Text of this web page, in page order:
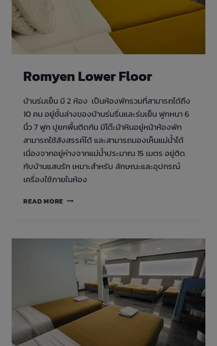
Romyen Lower Floor
บ้านร่มเย็น มี 2 ห้อง เป็นห้องพักรวมที่สามารถได้ถึง
10 คน อยู่ชั้นล่างของบ้านร่มรื่นและร่มเย็น ฟูกหนา 6
นิ้ว 7 ฟูก ปูยกพื้นติดกัน มีโต๊ะม้าหินอยู่หน้าห้องพัก
สามารถใช้สังสรรค์ได้ และสามารถมองเห็นแม่น้ำได้
เนื่องจากอยู่ห่างจากแม่น้ำประมาณ 15 เมตร อยู่ติด
กับบ้านแสนรัก เหมาะสำหรับ ลักษณะและอุปกรณ์
เครื่องใช้ภายในห้อง
READ MORE ROMYEN